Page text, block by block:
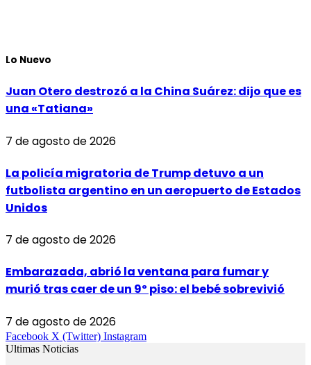
Lo Nuevo
Juan Otero destrozó a la China Suárez: dijo que es
una «Tatiana»
7 de agosto de 2026
La policía migratoria de Trump detuvo a un
futbolista argentino en un aeropuerto de Estados
Unidos
7 de agosto de 2026
Embarazada, abrió la ventana para fumar y
murió tras caer de un 9º piso: el bebé sobrevivió
7 de agosto de 2026
Facebook X (Twitter) Instagram
Ultimas Noticias